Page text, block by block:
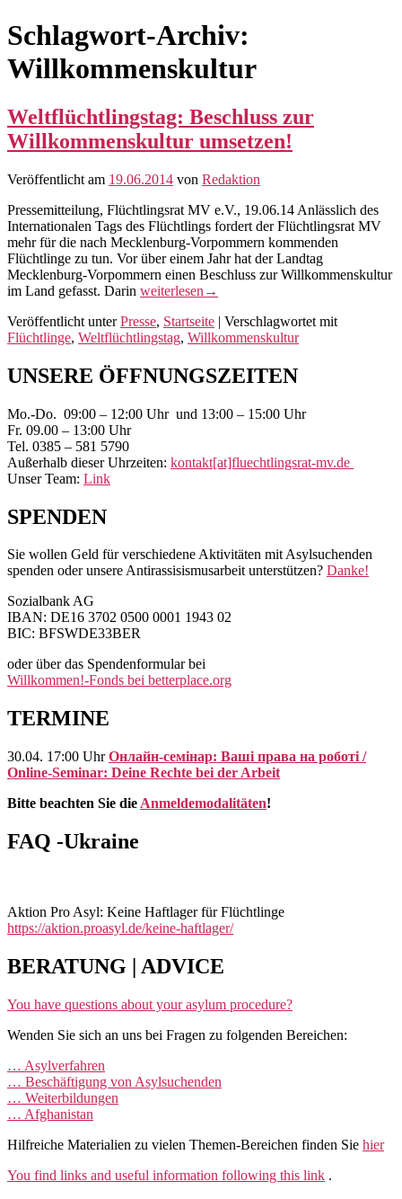
Schlagwort-Archiv:
Willkommenskultur
Weltflüchtlingstag: Beschluss zur
Willkommenskultur umsetzen!
Veröffentlicht am 19.06.2014 von Redaktion
Pressemitteilung, Flüchtlingsrat MV e.V., 19.06.14 Anlässlich des
Internationalen Tags des Flüchtlings fordert der Flüchtlingsrat MV
mehr für die nach Mecklenburg-Vorpommern kommenden
Flüchtlinge zu tun. Vor über einem Jahr hat der Landtag
Mecklenburg-Vorpommern einen Beschluss zur Willkommenskultur
im Land gefasst. Darin Weltflüchtlingstag:
zur
Willkommenskultur
weiterlesen →
Veröffentlicht unter Presse, Startseite | Verschlagwortet mit
Flüchtlinge, Weltflüchtlingstag, Willkommenskultur
Primärer
Widgetbereich
UNSERE ÖFFNUNGSZEITEN
Mo.-Do. 09:00 – 12:00 Uhr und 13:00 – 15:00 Uhr
Fr. 09.00 – 13:00 Uhr
Tel. 0385 – 581 5790
Außerhalb dieser Uhrzeiten: kontakt[at]fluechtlingsrat-mv.de
Unser Team: Link
SPENDEN
Sie wollen Geld für verschiedene Aktivitäten mit Asylsuchenden
spenden oder unsere Antirassisismusarbeit unterstützen? Danke!
Sozialbank AG
IBAN: DE16 3702 0500 0001 1943 02
BIC: BFSWDE33BER
oder über das Spendenformular bei
Willkommen!-Fonds bei betterplace.org
TERMINE
30.04. 17:00 UhrОнлайн-семінар: Ваші права на роботі /
Online-Seminar: Deine Rechte bei der Arbeit
Bitte beachten Sie die Anmeldemodalitäten!
FAQ -Ukraine
Aktion Pro Asyl: Keine Haftlager für Flüchtlinge
https://aktion.proasyl.de/keine-haftlager/
BERATUNG | ADVICE
You have questions about your asylum procedure?
Wenden Sie sich an uns bei Fragen zu folgenden Bereichen:
… Asylverfahren
… Beschäftigung von Asylsuchenden
… Weiterbildungen
… Afghanistan
Hilfreiche Materialien zu vielen Themen-Bereichen finden Sie hier
You find links and useful information following this link .